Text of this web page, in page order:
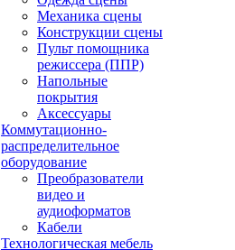
Механика сцены
Конструкции сцены
Пульт помощника
режиссера (ППР)
Напольные
покрытия
Аксессуары
Коммутационно-
распределительное
оборудование
Преобразователи
видео и
аудиоформатов
Кабели
Технологическая мебель